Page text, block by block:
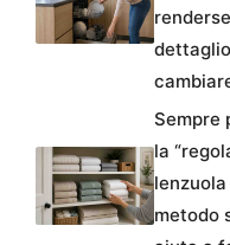
Sempre
la
metodo